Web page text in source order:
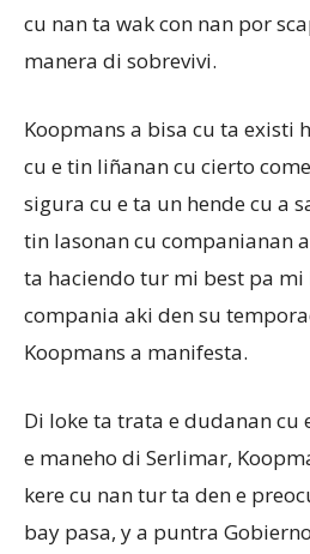
cu nan ta wak con nan por
manera di sobrevivi.
Koopmans a bisa cu ta existi
cu e tin liñanan cu cierto
sigura cu e ta un hende cu a
tin lasonan cu companianan
ta haciendo tur mi best pa mi
compania aki den su
Koopmans a manifesta.
Di loke ta trata e dudanan cu
e maneho di Serlimar,
kere cu nan tur ta den e
bay pasa, y a puntra